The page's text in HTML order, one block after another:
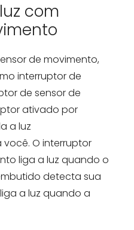
com
de movimento,
interruptor de
de sensor de
ativado por
a luz
O interruptor
liga a luz quando o
detecta sua
a luz quando a